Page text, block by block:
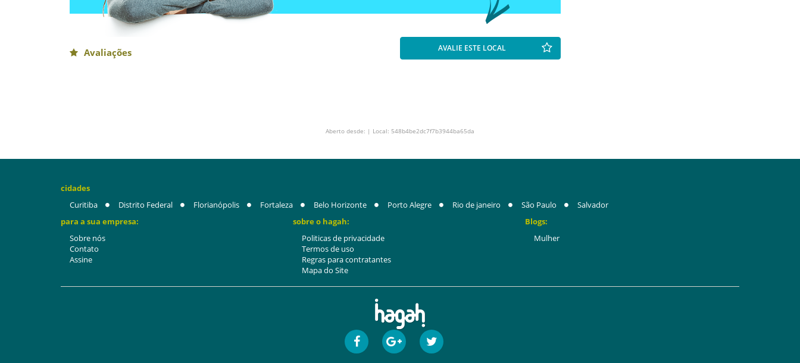
Avaliações AVALIE ESTE LOCAL
Aberto desde: | Local: 548b4be2dc7f7b3944ba65da
cidades
Curitiba
Distrito Federal Florianópolis Fortaleza Belo Horizonte Porto Alegre Rio de janeiro São Paulo
Salvador
para a sua empresa:
Sobre nós
Contato
Assine
sobre o hagah:
Politicas de privacidade
Termos de uso
Regras para contratantes
Mapa do Site
Blogs:
Mulher